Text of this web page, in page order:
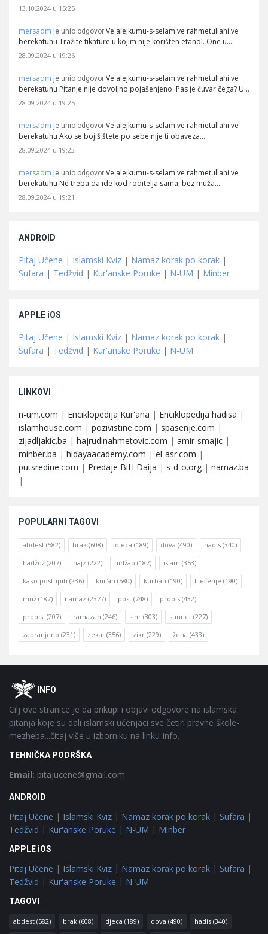
13.10.2024 u 15:25
mersadm je unio odgovor Ve alejkumu-s-selam ve rahmetullahi ve
berekatuhu Tražite tiknture u kojim nije korišten etanol. One u…
28.09.2024 u 19:26
mersadm je unio odgovor Ve alejkumu-s-selam ve rahmetullahi ve
berekatuhu Pitanje nije dovoljno pojašenjeno. Pas je čuvar čega? U…
28.09.2024 u 19:25
mersadm je unio odgovor Ve alejkumu-s-selam ve rahmetullahi ve
berekatuhu Ako se bojiš štete po sebe nije ti obaveza…
28.09.2024 u 19:23
mersadm je unio odgovor Ve alejkumu-s-selam ve rahmetullahi ve
berekatuhu Ne treba da ide kod roditelja sama, bez muža.…
28.09.2024 u 19:21
ANDROID
Pitaj Učene | Islamski Kviz | Namaz korak po korak |
Sufara | Tedžvid | Kur'anske Poruke | N-UM | Minber
APPLE iOS
Pitaj Učene | Islamski Kviz | Namaz korak po korak |
Sufara | Tedžvid | Kur'anske Poruke | N-UM
LINKOVI
n-um.com | Enciklopedija Kur'ana | Enciklopedija hadisa |
islamhouse.com | pozivistine.com | spasenje.com |
zijadljakic.ba | hajrudinahmetovic.com | amir-smajic |
minber.ba | hidayaacademy.com | el-asr.com |
putsredine.com | Predaje BiH Daija | s-d-o.org | namaz.ba
|
POPULARNI TAGOVI
abdest (582) brak (608) djeca (189) dova (490) hadis (340)
hadždž (207) hajz (222) hidžab (187) islam (353)
kako postupiti (236) kur'an (580) kurban (190) liječenje (190)
muž (187) namaz (2377) post (748) propis (432)
propisi (207) ramazan (246) sihr (303) sunnet (227)
zabranjeno (231) zekat (356) zikr (229) žena (433)
FooterOINFO
Cilj ove stranice je da prikupi i objavi odgovore na islamska
pitanja koje su dali islamski učenjaci sve četiri pravne škole-
mezheba...čitaj više u izborniku na linku Info.
TEHNIČKA PODRŠKA
Email: pitajucene@gmail.com
ANDROID
Pitaj Učene | Islamski Kviz | Namaz korak po korak | Sufara |
Tedžvid | Kur'anske Poruke | N-UM | Minber
APPLE iOS
Pitaj Učene | Islamski Kviz | Namaz korak po korak | Sufara |
Tedžvid | Kur'anske Poruke | N-UM
TAGOVI
abdest (582) brak (608) djeca (189) dova (490) hadis (340)